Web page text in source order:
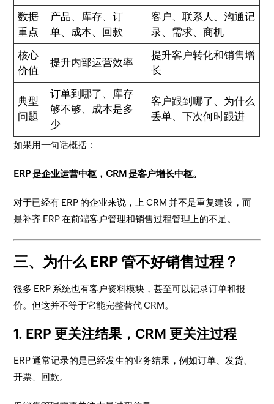
数据
重点
产品、库存、订
单、成本、回款
客户、联系人、沟通记
录、需求、商机
核心
价值
提升内部运营效率
提升客户转化和销售增
长
典型
问题
订单到哪了、库存
够不够、成本是多
少
客户跟到哪了、为什么
丢单、下次何时跟进
如果用一句话概括：
ERP 是企业运营中枢，CRM 是客户增长中枢。
对于已经有 ERP 的企业来说，上 CRM 并不是重复建设，而
是补齐 ERP 在前端客户管理和销售过程管理上的不足。
三、为什么 ERP 管不好销售过程？
很多 ERP 系统也有客户资料模块，甚至可以记录订单和报
价。但这并不等于它能完整替代 CRM。
1. ERP 更关注结果，CRM 更关注过程
ERP 通常记录的是已经发生的业务结果，例如订单、发货、
开票、回款。